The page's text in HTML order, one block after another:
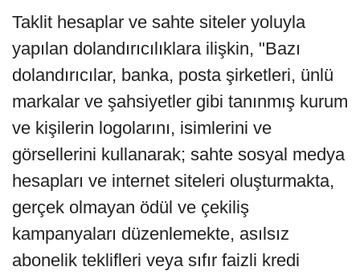
Taklit hesaplar ve sahte siteler yoluyla
yapılan dolandırıcılıklara ilişkin, "Bazı
dolandırıcılar, banka, posta şirketleri, ünlü
markalar ve şahsiyetler gibi tanınmış kurum
ve kişilerin logolarını, isimlerini ve
görsellerini kullanarak; sahte sosyal medya
hesapları ve internet siteleri oluşturmakta,
gerçek olmayan ödül ve çekiliş
kampanyaları düzenlemekte, asılsız
abonelik teklifleri veya sıfır faizli kredi